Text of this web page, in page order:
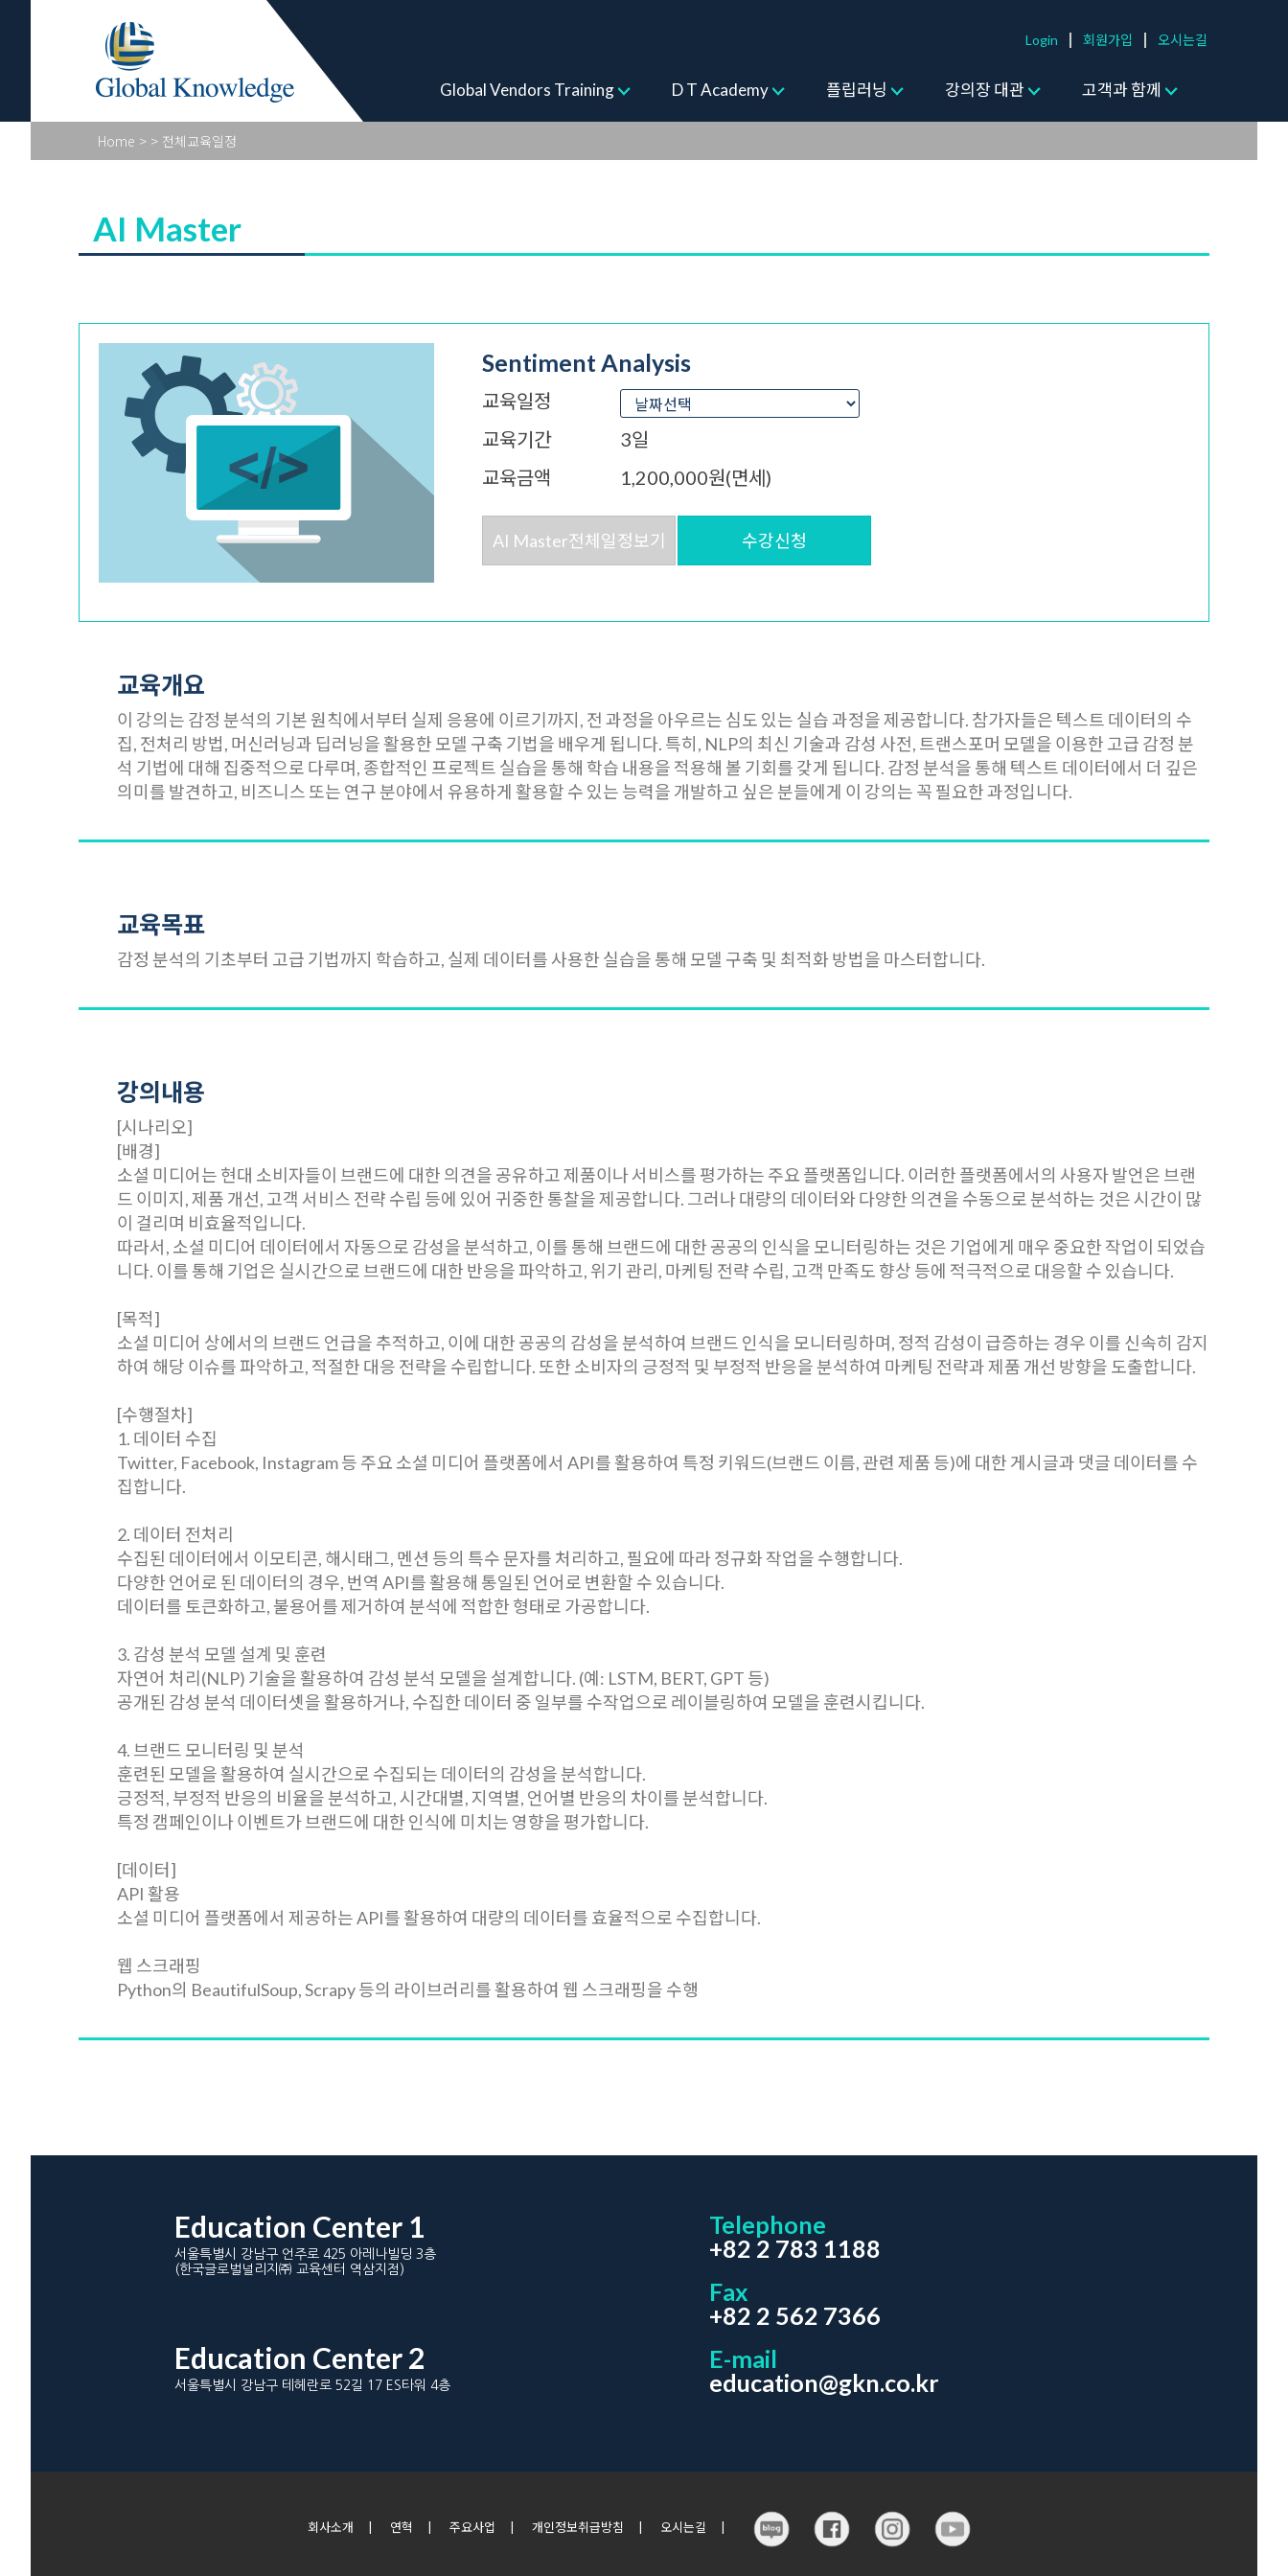
Login 회원가입 오시는길
Global Vendors Training D T Academy 플립러닝 강의장 대관 고객과 함께
Academy Program
Home > > 전체교육일정
AI Master
Sentiment Analysis
교육일정
교육기간
3일
교육금액
1,200,000원(면세)
AI Master전체일정보기 수강신청
교육개요
이 강의는 감정 분석의 기본 원칙에서부터 실제 응용에 이르기까지, 전 과정을 아우르는 심도 있는 실습 과정을 제공합니다. 참가자들은 텍스트 데이터의 수
집, 전처리 방법, 머신러닝과 딥러닝을 활용한 모델 구축 기법을 배우게 됩니다. 특히, NLP의 최신 기술과 감성 사전, 트랜스포머 모델을 이용한 고급 감정 분
석 기법에 대해 집중적으로 다루며, 종합적인 프로젝트 실습을 통해 학습 내용을 적용해 볼 기회를 갖게 됩니다. 감정 분석을 통해 텍스트 데이터에서 더 깊은
의미를 발견하고, 비즈니스 또는 연구 분야에서 유용하게 활용할 수 있는 능력을 개발하고 싶은 분들에게 이 강의는 꼭 필요한 과정입니다.
교육목표
감정 분석의 기초부터 고급 기법까지 학습하고, 실제 데이터를 사용한 실습을 통해 모델 구축 및 최적화 방법을 마스터합니다.
강의내용
[시나리오]
[배경]
소셜 미디어는 현대 소비자들이 브랜드에 대한 의견을 공유하고 제품이나 서비스를 평가하는 주요 플랫폼입니다. 이러한 플랫폼에서의 사용자 발언은 브랜
드 이미지, 제품 개선, 고객 서비스 전략 수립 등에 있어 귀중한 통찰을 제공합니다. 그러나 대량의 데이터와 다양한 의견을 수동으로 분석하는 것은 시간이 많
이 걸리며 비효율적입니다.
따라서, 소셜 미디어 데이터에서 자동으로 감성을 분석하고, 이를 통해 브랜드에 대한 공공의 인식을 모니터링하는 것은 기업에게 매우 중요한 작업이 되었습
니다. 이를 통해 기업은 실시간으로 브랜드에 대한 반응을 파악하고, 위기 관리, 마케팅 전략 수립, 고객 만족도 향상 등에 적극적으로 대응할 수 있습니다.
[목적]
소셜 미디어 상에서의 브랜드 언급을 추적하고, 이에 대한 공공의 감성을 분석하여 브랜드 인식을 모니터링하며, 정적 감성이 급증하는 경우 이를 신속히 감지
하여 해당 이슈를 파악하고, 적절한 대응 전략을 수립합니다. 또한 소비자의 긍정적 및 부정적 반응을 분석하여 마케팅 전략과 제품 개선 방향을 도출합니다.
[수행절차]
1. 데이터 수집
Twitter, Facebook, Instagram 등 주요 소셜 미디어 플랫폼에서 API를 활용하여 특정 키워드(브랜드 이름, 관련 제품 등)에 대한 게시글과 댓글 데이터를 수
집합니다.
2. 데이터 전처리
수집된 데이터에서 이모티콘, 해시태그, 멘션 등의 특수 문자를 처리하고, 필요에 따라 정규화 작업을 수행합니다.
다양한 언어로 된 데이터의 경우, 번역 API를 활용해 통일된 언어로 변환할 수 있습니다.
데이터를 토큰화하고, 불용어를 제거하여 분석에 적합한 형태로 가공합니다.
3. 감성 분석 모델 설계 및 훈련
자연어 처리(NLP) 기술을 활용하여 감성 분석 모델을 설계합니다. (예: LSTM, BERT, GPT 등)
공개된 감성 분석 데이터셋을 활용하거나, 수집한 데이터 중 일부를 수작업으로 레이블링하여 모델을 훈련시킵니다.
4. 브랜드 모니터링 및 분석
훈련된 모델을 활용하여 실시간으로 수집되는 데이터의 감성을 분석합니다.
긍정적, 부정적 반응의 비율을 분석하고, 시간대별, 지역별, 언어별 반응의 차이를 분석합니다.
특정 캠페인이나 이벤트가 브랜드에 대한 인식에 미치는 영향을 평가합니다.
[데이터]
API 활용
소셜 미디어 플랫폼에서 제공하는 API를 활용하여 대량의 데이터를 효율적으로 수집합니다.
웹 스크래핑
Python의 BeautifulSoup, Scrapy 등의 라이브러리를 활용하여 웹 스크래핑을 수행
Education Center 1
서울특별시 강남구 언주로 425 아레나빌딩 3층
(한국글로벌널리지㈜ 교육센터 역삼지점)
Education Center 2
서울특별시 강남구 테헤란로 52길 17 ES타워 4층
Telephone
+82 2 783 1188
Fax
+82 2 562 7366
E-mail
education@gkn.co.kr
회사소개 연혁 주요사업 개인정보취급방침 오시는길